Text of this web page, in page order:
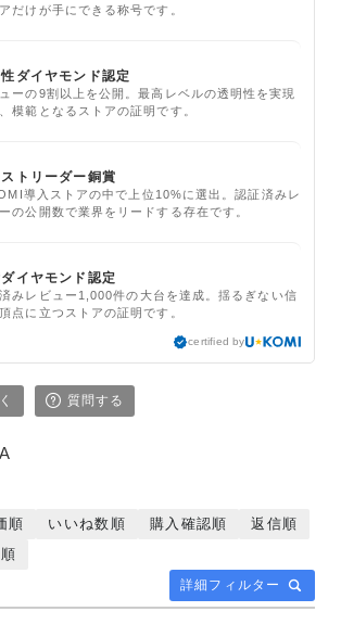
だけが手にできる称号です。
ダイヤモンド認定
ーの9割以上を公開。最高レベルの透明性を実現
模範となるストアの証明です。
ストリーダー銅賞
導入ストアの中で上位10%に選出。認証済みレ
の公開数で業界をリードする存在です。
イヤモンド認定
みレビュー1,000件の大台を達成。揺るぎない信
点に立つストアの証明です。
certified by
質問する
詳細フィルター
順 いいね数順 購入確認順
返信順